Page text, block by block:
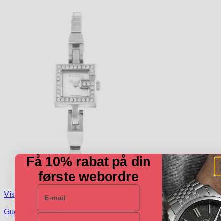
Vis
Gucci YA102541
Få 10% rabat på din
første webordre
E-mail
Navn